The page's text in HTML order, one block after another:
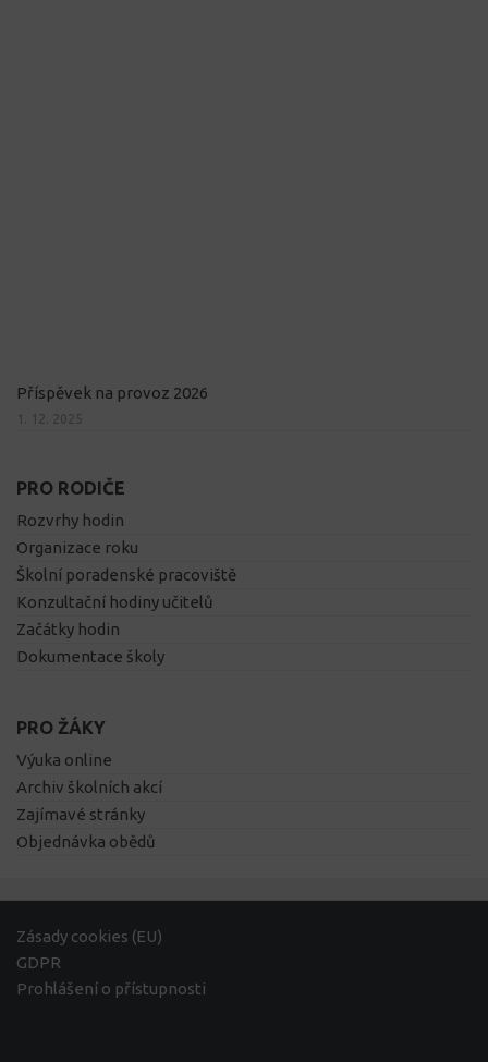
Příspěvek na provoz 2026
1. 12. 2025
PRO RODIČE
Rozvrhy hodin
Organizace roku
Školní poradenské pracoviště
Konzultační hodiny učitelů
Začátky hodin
Dokumentace školy
PRO ŽÁKY
Výuka online
Archiv školních akcí
Zajímavé stránky
Objednávka obědů
Zásady cookies (EU)
GDPR
Prohlášení o přístupnosti